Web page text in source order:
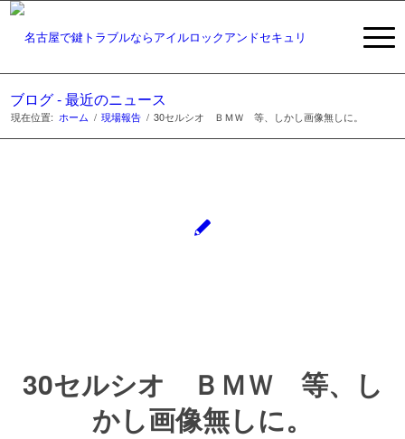
ブログ - 最近のニュース
現在位置: ホーム / 現場報告 / 30セルシオ ＢＭＷ 等、しかし画像無しに。
30セルシオ ＢＭＷ 等、し
かし画像無しに。